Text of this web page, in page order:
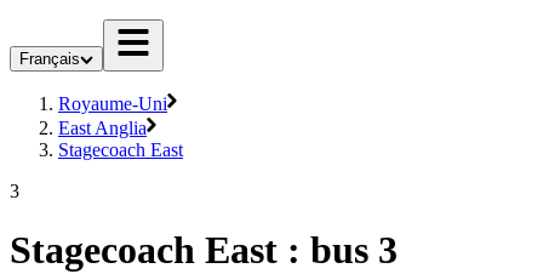
Français
Royaume-Uni
East Anglia
Stagecoach East
3
Stagecoach East : bus 3